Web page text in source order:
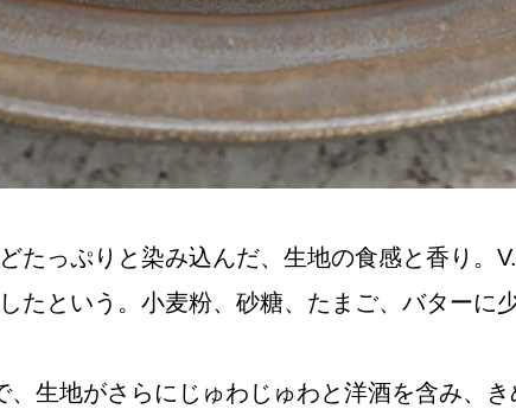
たっぷりと染み込んだ、生地の食感と香り。
たという。小麦粉、砂糖、たまご、バターに
生地がさらにじゅわじゅわと洋酒を含み、